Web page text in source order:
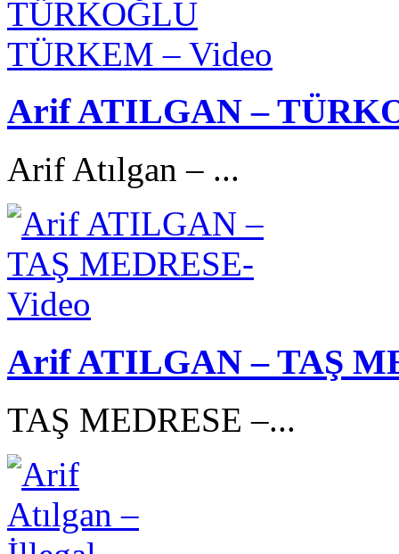
Arif ATILGAN –
Arif Atılgan – ...
Arif ATILGAN – TAŞ
TAŞ MEDRESE –...